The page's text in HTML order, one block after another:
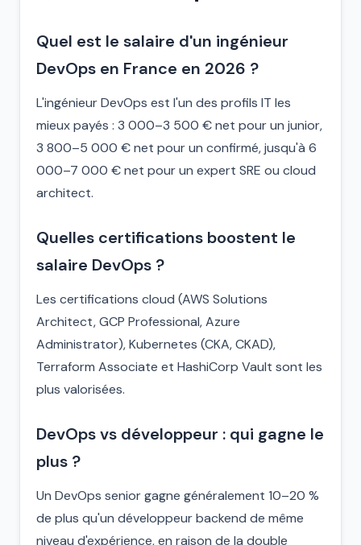
Quel est le salaire d'un ingénieur
DevOps en France en 2026 ?
L'ingénieur DevOps est l'un des profils IT les
mieux payés : 3 000–3 500 € net pour un junior,
3 800–5 000 € net pour un confirmé, jusqu'à 6
000–7 000 € net pour un expert SRE ou cloud
architect.
Quelles certifications boostent le
salaire DevOps ?
Les certifications cloud (AWS Solutions
Architect, GCP Professional, Azure
Administrator), Kubernetes (CKA, CKAD),
Terraform Associate et HashiCorp Vault sont les
plus valorisées.
DevOps vs développeur : qui gagne le
plus ?
Un DevOps senior gagne généralement 10–20 %
de plus qu'un développeur backend de même
niveau d'expérience, en raison de la double